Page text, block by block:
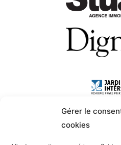
Gérer le
cookies